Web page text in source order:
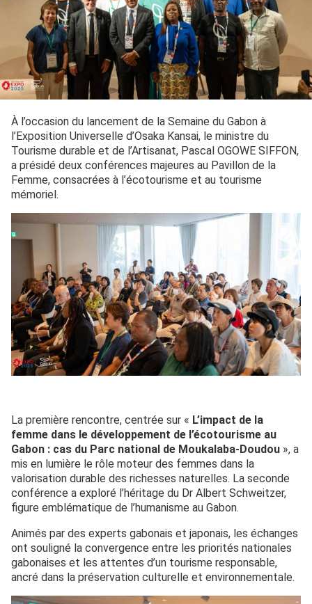
À l’occasion du lancement de la Semaine du Gabon à
l’Exposition Universelle d’Osaka Kansai, le ministre du
Tourisme durable et de l’Artisanat, Pascal OGOWE SIFFON,
a présidé deux conférences majeures au Pavillon de la
Femme, consacrées à l’écotourisme et au tourisme
mémoriel.
La première rencontre, centrée sur « L’impact de la
femme dans le développement de l’écotourisme au
Gabon : cas du Parc national de Moukalaba-Doudou », a
mis en lumière le rôle moteur des femmes dans la
valorisation durable des richesses naturelles. La seconde
conférence a exploré l’héritage du Dr Albert Schweitzer,
figure emblématique de l’humanisme au Gabon.
Animés par des experts gabonais et japonais, les échanges
ont souligné la convergence entre les priorités nationales
gabonaises et les attentes d’un tourisme responsable,
ancré dans la préservation culturelle et environnementale.